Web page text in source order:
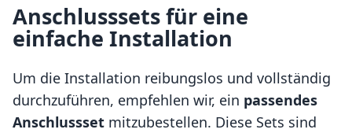
Anschlusssets für eine
einfache Installation
Um die Installation reibungslos und vollständig
durchzuführen, empfehlen wir, ein passendes
Anschlussset mitzubestellen. Diese Sets sind